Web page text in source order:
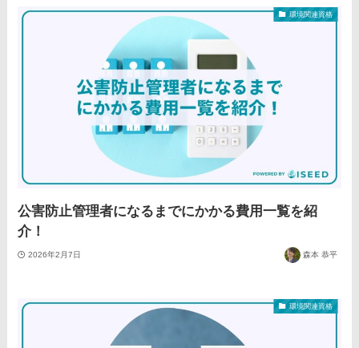
環境関連資格
公害防止管理者になるまでにかかる費用一覧を紹
介！
2026年2月7日 森本 恭平
環境関連資格